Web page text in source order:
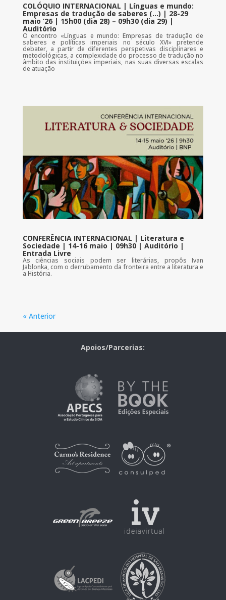
COLÓQUIO INTERNACIONAL | Línguas e mundo:
Empresas de tradução de saberes (…) | 28-29
maio ’26 | 15h00 (dia 28) – 09h30 (dia 29) |
Auditório
O encontro «Línguas e mundo: Empresas de tradução de
saberes e políticas imperiais no século XVI» pretende
debater, a partir de diferentes perspetivas disciplinares e
metodológicas, a complexidade do processo de tradução no
âmbito das instituições imperiais, nas suas diversas escalas
de atuação
CONFERÊNCIA INTERNACIONAL | Literatura e
Sociedade | 14-16 maio | 09h30 | Auditório |
Entrada Livre
As ciências sociais podem ser literárias, propôs Ivan
Jablonka, com o derrubamento da fronteira entre a literatura e
a História.
« Anterior
Apoios/Parcerias: